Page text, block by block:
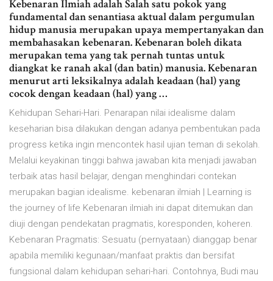
Kebenaran Ilmiah adalah Salah satu pokok yang
fundamental dan senantiasa aktual dalam pergumulan
hidup manusia merupakan upaya mempertanyakan dan
membahasakan kebenaran. Kebenaran boleh dikata
merupakan tema yang tak pernah tuntas untuk
diangkat ke ranah akal (dan batin) manusia. Kebenaran
menurut arti leksikalnya adalah keadaan (hal) yang
cocok dengan keadaan (hal) yang …
Kehidupan Sehari-Hari. Penarapan nilai idealisme dalam
keseharian bisa dilakukan dengan adanya pembentukan pada
progress ketika ingin mencontek hasil ujian teman di sekolah.
Melalui keyakinan tinggi bahwa jawaban kita menjadi jawaban
terbaik atas hasil belajar, dengan menghindari contekan
merupakan bagian idealisme. kebenaran ilmiah | Learning is
the journey of life Kebenaran ilmiah ini dapat ditemukan dan
diuji dengan pendekatan pragmatis, koresponden, koheren.
Kebenaran Pragmatis: Sesuatu (pernyataan) dianggap benar
apabila memiliki kegunaan/manfaat praktis dan bersifat
fungsional dalam kehidupan sehari-hari. Contohnya, Budi mau